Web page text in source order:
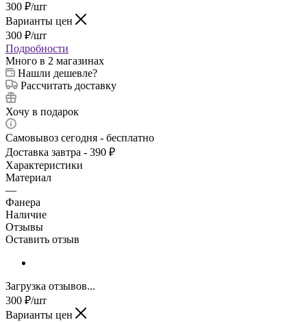
300 ₽/шт
Варианты цен
300 ₽/шт
Подробности
Много в 2 магазинах
Нашли дешевле?
Рассчитать доставку
Хочу в подарок
Самовывоз сегодня - бесплатно
Доставка завтра - 390 ₽
Характеристики
Материал
—
Фанера
Наличие
Отзывы
Оставить отзыв
Загрузка отзывов...
300 ₽/шт
Варианты цен